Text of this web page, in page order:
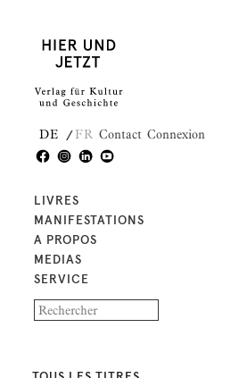
DE FR Contact Connexion
LIVRES
MANIFESTATIONS
A PROPOS
MEDIAS
SERVICE